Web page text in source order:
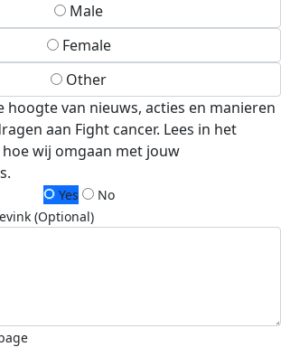
Male
Female
Other
hoogte van nieuws, acties en manieren
aan Fight cancer. Lees in het
hoe wij omgaan met jouw
Yes
No
(Optional)